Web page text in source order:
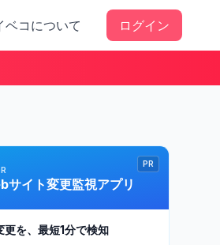
ベコについて ログイン
PR
サイト変更監視アプリ
を、最短1分で検知